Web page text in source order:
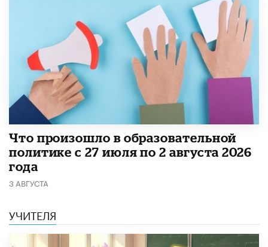
​Что произошло в образовательной
политике с 27 июля по 2 августа 2026
года
3 АВГУСТА
УЧИТЕЛЯ